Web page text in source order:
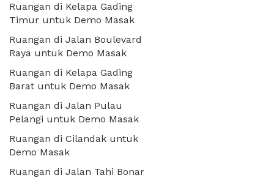
Ruangan di Kelapa Gading
Timur untuk Demo Masak
Ruangan di Jalan Boulevard
Raya untuk Demo Masak
Ruangan di Kelapa Gading
Barat untuk Demo Masak
Ruangan di Jalan Pulau
Pelangi untuk Demo Masak
Ruangan di Cilandak untuk
Demo Masak
Ruangan di Jalan Tahi Bonar